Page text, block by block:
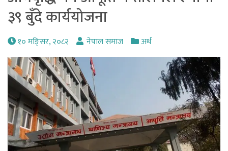
३९ बुँदे कार्ययोजना
१० मङि्सर, २०८२ नेपाल समाज अर्थ